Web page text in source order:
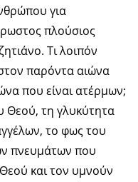
για
πλούσιος
Τι λοιπόν
παρόντα αιώνα
που είναι ατέρμων;
Θεού, τη γλυκύτητα
το φως του
πνευμάτων που
και τον υμνούν